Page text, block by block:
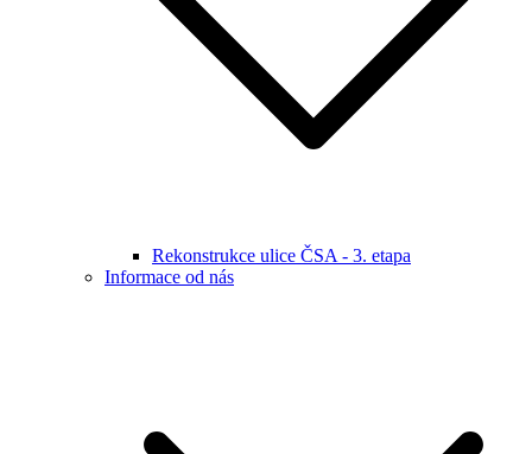
Rekonstrukce ulice ČSA - 3. etapa
Informace od nás